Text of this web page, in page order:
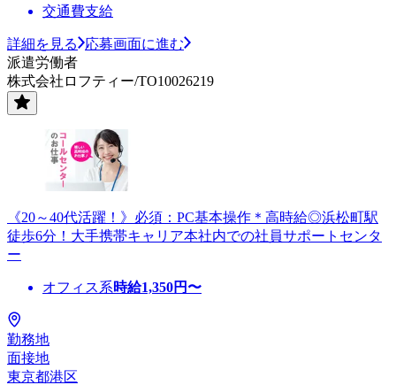
交通費支給
詳細を見る
応募画面に進む
派遣労働者
株式会社ロフティー/TO10026219
《20～40代活躍！》必須：PC基本操作＊高時給◎浜松町駅
徒歩6分！大手携帯キャリア本社内での社員サポートセンタ
ー
オフィス系時給1,350円〜
勤務地
面接地
東京都港区